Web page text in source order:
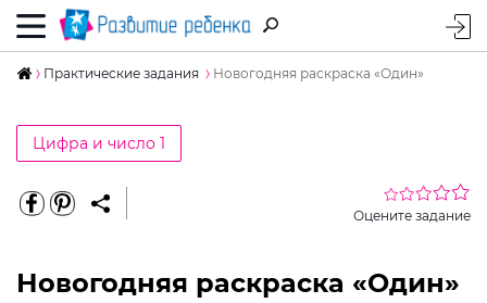
Практические задания Новогодняя раскраска «Один»
Цифра и число 1
Оцените задание
Новогодняя раскраска «Один»